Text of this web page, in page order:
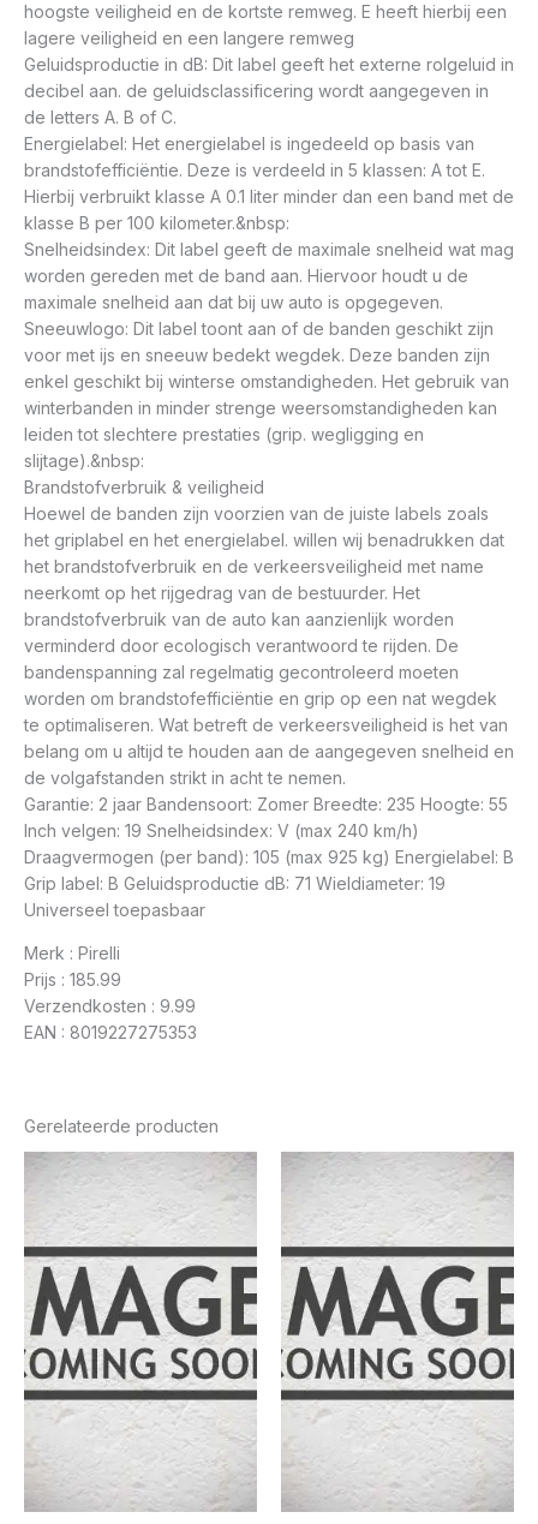
hoogste veiligheid en de kortste remweg. E heeft hierbij een
lagere veiligheid en een langere remweg
Geluidsproductie in dB: Dit label geeft het externe rolgeluid in
decibel aan. de geluidsclassificering wordt aangegeven in
de letters A. B of C.
Energielabel: Het energielabel is ingedeeld op basis van
brandstofefficiëntie. Deze is verdeeld in 5 klassen: A tot E.
Hierbij verbruikt klasse A 0.1 liter minder dan een band met de
klasse B per 100 kilometer.&nbsp:
Snelheidsindex: Dit label geeft de maximale snelheid wat mag
worden gereden met de band aan. Hiervoor houdt u de
maximale snelheid aan dat bij uw auto is opgegeven.
Sneeuwlogo: Dit label toont aan of de banden geschikt zijn
voor met ijs en sneeuw bedekt wegdek. Deze banden zijn
enkel geschikt bij winterse omstandigheden. Het gebruik van
winterbanden in minder strenge weersomstandigheden kan
leiden tot slechtere prestaties (grip. wegligging en
slijtage).&nbsp:
Brandstofverbruik & veiligheid
Hoewel de banden zijn voorzien van de juiste labels zoals
het griplabel en het energielabel. willen wij benadrukken dat
het brandstofverbruik en de verkeersveiligheid met name
neerkomt op het rijgedrag van de bestuurder. Het
brandstofverbruik van de auto kan aanzienlijk worden
verminderd door ecologisch verantwoord te rijden. De
bandenspanning zal regelmatig gecontroleerd moeten
worden om brandstofefficiëntie en grip op een nat wegdek
te optimaliseren. Wat betreft de verkeersveiligheid is het van
belang om u altijd te houden aan de aangegeven snelheid en
de volgafstanden strikt in acht te nemen.
Garantie: 2 jaar Bandensoort: Zomer Breedte: 235 Hoogte: 55
Inch velgen: 19 Snelheidsindex: V (max 240 km/h)
Draagvermogen (per band): 105 (max 925 kg) Energielabel: B
Grip label: B Geluidsproductie dB: 71 Wieldiameter: 19
Universeel toepasbaar
Merk : Pirelli
Prijs : 185.99
Verzendkosten : 9.99
EAN : 8019227275353
Gerelateerde producten